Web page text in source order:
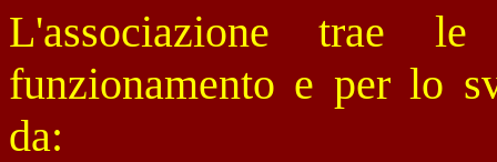
L'associazione trae
funzionamento e per lo
da: